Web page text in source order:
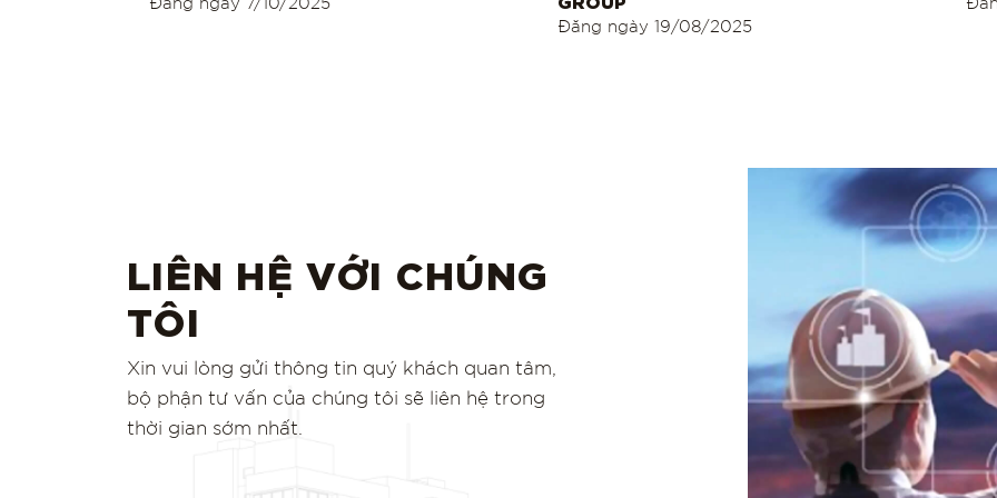
Đăng ngày19/08/2025
LIÊN HỆ VỚI CHÚNG
TÔI
Xin vui lòng gửi thông tin quý khách quan tâm,
bộ phận tư vấn của chúng tôi sẽ liên hệ trong
thời gian sớm nhất.